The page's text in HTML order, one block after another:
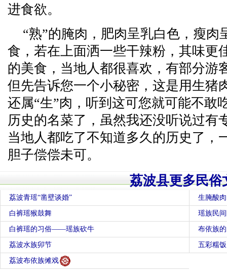
进食欲。
“熟”的腌肉，肥肉呈乳白色，瘦肉
食，若在上面洒一些干辣粉，其味更
的美食，当地人都很喜欢，有部分游
但先告诉您一个小秘密，这是用生猪
还属“生”肉，听到这可您就可能不敢
历史的名菜了，虽然我还没听说过有
当地人都吃了不知道多久的历史了，
胆子偿偿未可。
荔波县更多民俗
荔波青瑶“凿壁谈婚” 生腌酸肉
白裤瑶猴鼓舞 瑶族民
白裤瑶的习俗――瑶族砍牛 布依族
荔波水族卯节 五彩糯饭
荔波布依族傩戏